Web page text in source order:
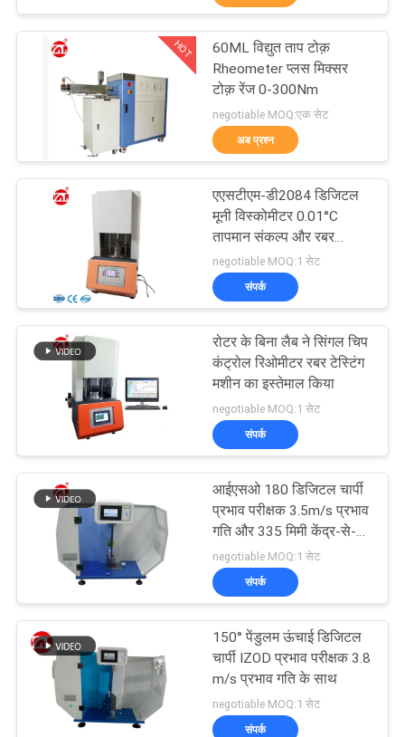
गुणवत्ता
नियंत्रण
संपर्क
करें
एक
उद्धरण
की
SHOW
साइटमैप
PRIVACY
POLICY
दो रोल मिल
यूनिवर्सल परीक्षण मशीन
बनबरी मिक्सर
32
तन्यता परीक्षण मशीन
33
HOT
60ML विद्युत ताप टोक़
Rheometer प्लस मिक्सर
टोक़ रेंज 0-300Nm
negotiable MOQ:एक सेट
अब प्रश्न
एएसटीएम-डी2084 डिजिटल
मूनी विस्कोमीटर 0.01°C
तापमान संकल्प और रबर
परीक्षण के लिए मूनी मूल्य
0~200 के साथ
negotiable MOQ:1 सेट
संपर्क
रोटर के बिना लैब ने सिंगल चिप
कंट्रोल रिओमीटर रबर टेस्टिंग
मशीन का इस्तेमाल किया
negotiable MOQ:1 सेट
संपर्क
आईएसओ 180 डिजिटल चार्पी
प्रभाव परीक्षक 3.5m/s प्रभाव
गति और 335 मिमी केंद्र-से-
केंद्र दूरी के साथ
negotiable MOQ:1 सेट
संपर्क
150° पेंडुलम ऊंचाई डिजिटल
चार्पी IZOD प्रभाव परीक्षक 3.8
m/s प्रभाव गति के साथ
negotiable MOQ:1 सेट
संपर्क